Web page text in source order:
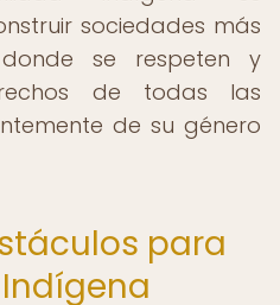
sociedades más
se respeten y
de todas las
de su género
para